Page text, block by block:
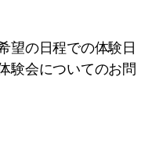
望の日程での体験日
験会についてのお問